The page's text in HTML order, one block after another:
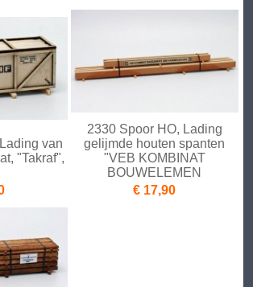
van
"Takraf",
2330 Spoor HO, Lading
gelijmde houten spanten
"VEB KOMBINAT
BOUWELEMEN
€ 17,90